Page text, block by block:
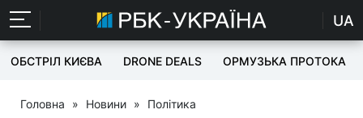
UA
ОБСТРІЛ КИЄВА DRONE DEALS ОРМУЗЬКА ПРОТОКА
Головна » Новини » Політика